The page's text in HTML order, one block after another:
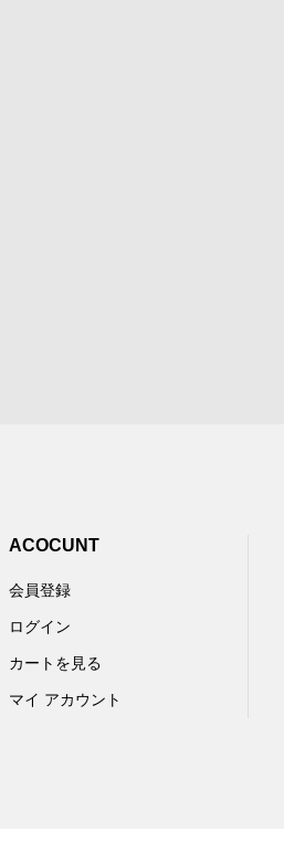
ACOCUNT
会員登録
ログイン
カートを見る
マイ アカウント